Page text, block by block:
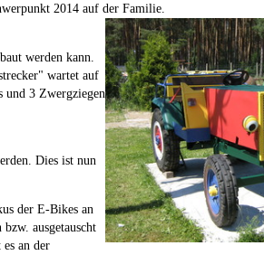
2014 auf der Familie.
werden kann.
wartet auf
3 Zwergziegen
Dies ist nun
der E-Bikes an
ausgetauscht
an der